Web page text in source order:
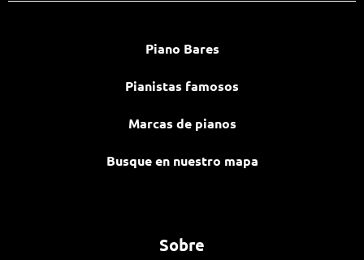
Piano Bares
Pianistas famosos
Marcas de pianos
Busque en nuestro mapa
Sobre